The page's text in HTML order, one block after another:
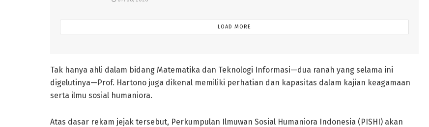
LOAD MORE
Tak hanya ahli dalam bidang Matematika dan Teknologi Informasi—dua ranah yang selama ini
digelutinya—Prof. Hartono juga dikenal memiliki perhatian dan kapasitas dalam kajian keagamaan
serta ilmu sosial humaniora.
Atas dasar rekam jejak tersebut, Perkumpulan Ilmuwan Sosial Humaniora Indonesia (PISHI) akan